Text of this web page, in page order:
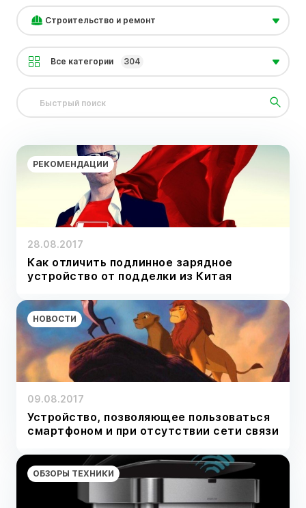
Строительство и ремонт
Все категории 304
РЕКОМЕНДАЦИИ
28.08.2017
Как отличить подлинное зарядное
устройство от подделки из Китая
НОВОСТИ
09.08.2017
Устройство, позволяющее пользоваться
смартфоном и при отсутствии сети связи
ОБЗОРЫ ТЕХНИКИ